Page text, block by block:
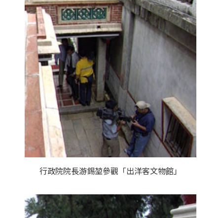
行政院院長游錫堃參觀「出洋客文物館」